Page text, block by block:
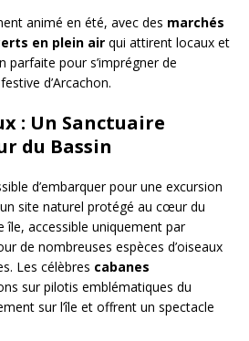
animé en été, avec des marchés
en plein air qui attirent locaux et
parfaite pour s’imprégner de
d’Arcachon.
: Un Sanctuaire
du Bassin
d’embarquer pour une excursion
site naturel protégé au cœur du
île, accessible uniquement par
de nombreuses espèces d’oiseaux
Les célèbres cabanes
sur pilotis emblématiques du
sur l’île et offrent un spectacle